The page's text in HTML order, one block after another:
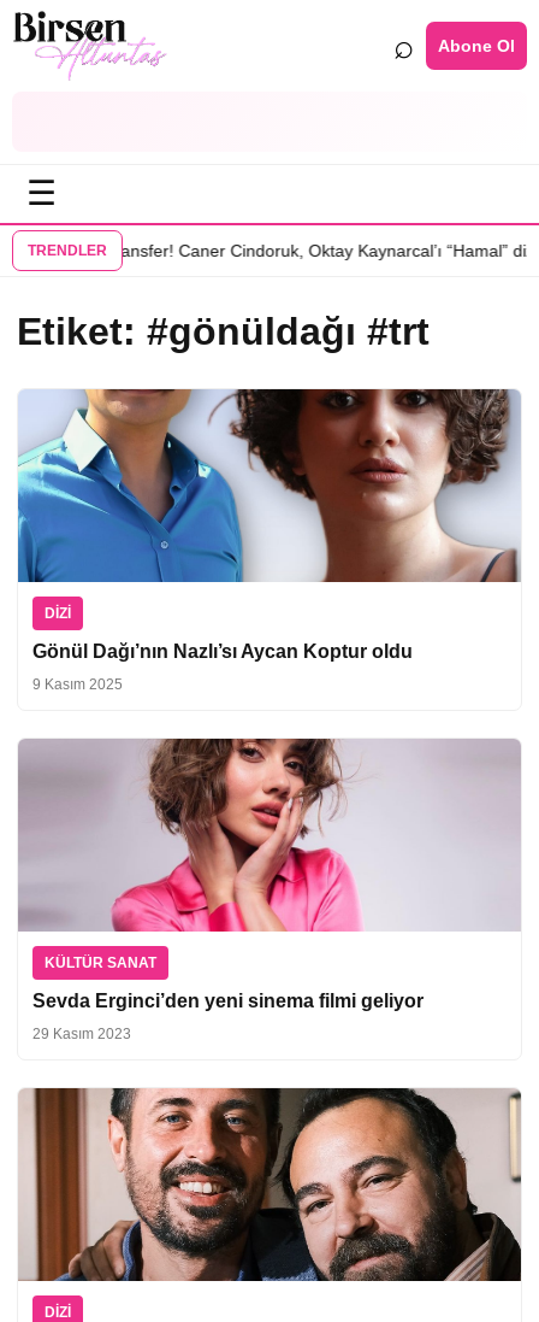
⌕ Abone Ol
☰
TRENDLER
Bomba transfer! Caner Cindoruk, Oktay Kaynarcal’ı “Hamal”
Etiket: #gönüldağı #trt
DIZI
Gönül Dağı’nın Nazlı’sı Aycan Koptur oldu
9 Kasım 2025
KÜLTÜR SANAT
Sevda Erginci’den yeni sinema filmi geliyor
29 Kasım 2023
DIZI